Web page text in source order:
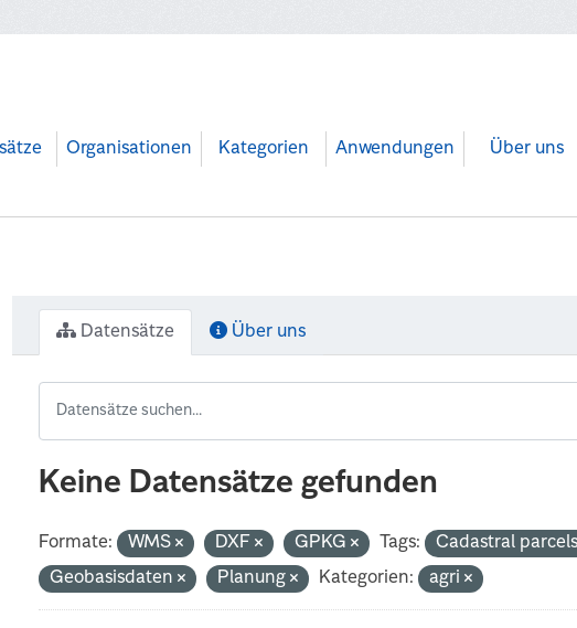
Organisationen Kategorien Anwendungen Über uns
Datensätze Über uns
Keine Datensätze gefunden
Formate: WMS DXF GPKG Tags:
Cadastral
Geobasisdaten
Planung Kategorien: agri